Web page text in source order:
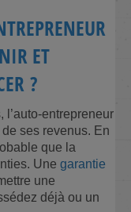
ET
?
l’auto-entrepreneur
ses revenus. En
que la
Une garantie
une
déjà ou un